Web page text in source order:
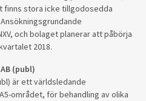
stora icke tillgodosedda
och bolaget planerar att påbörja
2018.
(publ)
är ett världsledande
området, för behandling av olika